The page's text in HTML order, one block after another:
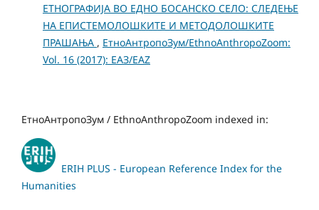
ЕТНОГРАФИЈА ВО ЕДНО БОСАНСКО СЕЛО: СЛЕДЕЊЕ
НА ЕПИСТЕМОЛОШКИТЕ И МЕТОДОЛОШКИТЕ
ПРАШАЊА , ЕтноАнтропоЗум/EthnoAnthropoZoom:
Vol. 16 (2017): ЕАЗ/EAZ
ЕтноАнтропоЗум / EthnoAnthropoZoom indexed in:
ERIH PLUS - European Reference Index for the
Humanities